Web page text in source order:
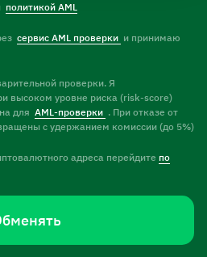
политикой AML
сервис AML проверки и принимаю
проверки. Я
высоком уровне риска (risk-score)
для AML-проверки . При отказе от
с удержанием комиссии (до 5%)
адреса перейдите по